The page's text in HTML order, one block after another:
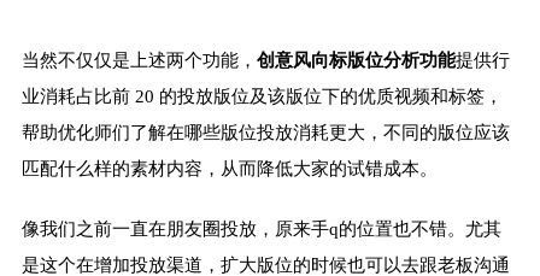
当然不仅仅是上述两个功能， 创意风向标版位分析功能提供行
业消耗占比前 20 的投放版位及该版位下的优质视频和标签，
帮助优化师们了解在哪些版位投放消耗更大，不同的版位应该
匹配什么样的素材内容，从而降低大家的试错成本。
像我们之前一直在朋友圈投放，原来手q的位置也不错。尤其
是这个在增加投放渠道，扩大版位的时候也可以去跟老板沟通